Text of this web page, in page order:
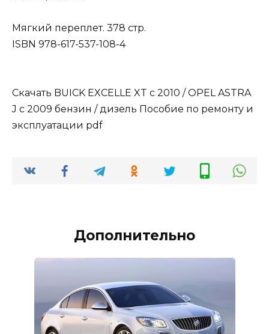
Мягкий переплет. 378 стр.
ISBN 978-617-537-108-4
Скачать BUICK EXCELLE XT с 2010 / OPEL ASTRA
J с 2009 бензин / дизель Пособие по ремонту и
эксплуатации pdf
Дополнительно